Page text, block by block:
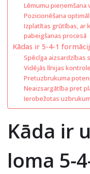
Lēmumu pieņemšana
Pozicionēšana
Izplatītas grūtības, ar
pabeigšanas procesā
Kādas ir 5-4-1
Spēcīga aizsardzības
Vidējās līnijas kontrole
Pretuzbrukuma
Neaizsargātība pret
Ierobežotas
Kāda ir
loma 5-